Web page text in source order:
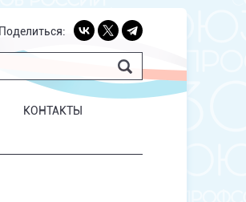
Поделиться:
КОНТАКТЫ